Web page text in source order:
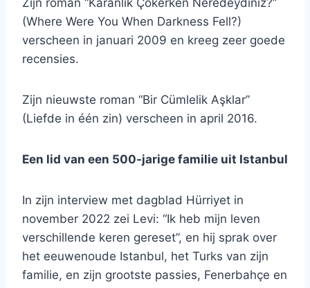
Zijn roman “Karanlık Çökerken Neredeydiniz?”
(Where Were You When Darkness Fell?)
verscheen in januari 2009 en kreeg zeer goede
recensies.
Zijn nieuwste roman “Bir Cümlelik Aşklar”
(Liefde in één zin) verscheen in april 2016.
Een lid van een 500-jarige familie uit Istanbul
In zijn interview met dagblad Hürriyet in
november 2022 zei Levi: “Ik heb mijn leven
verschillende keren gereset”, en hij sprak over
het eeuwenoude Istanbul, het Turks van zijn
familie, en zijn grootste passies, Fenerbahçe en